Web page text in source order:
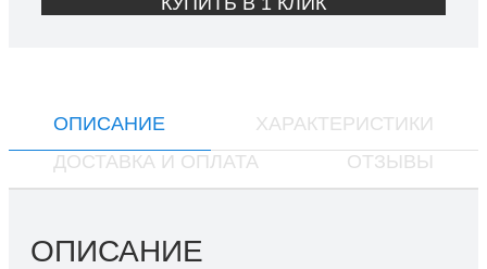
ОПИСАНИЕ
ХАРАКТЕРИСТИКИ
ДОСТАВКА И ОПЛАТА
ОТЗЫВЫ
ОПИСАНИЕ